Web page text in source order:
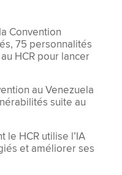
Convention
75 personnalités
HCR pour lancer
au Venezuela
suite au
le HCR utilise l’IA
et améliorer ses